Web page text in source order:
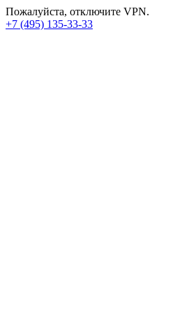
Пожалуйста, отключите VPN.
+7 (495) 135-33-33